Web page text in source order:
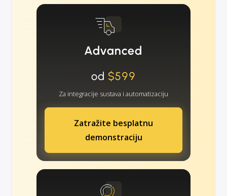
Advanced
od $599
Za integracije sustava i automatizaciju
Zatražite besplatnu
demonstraciju